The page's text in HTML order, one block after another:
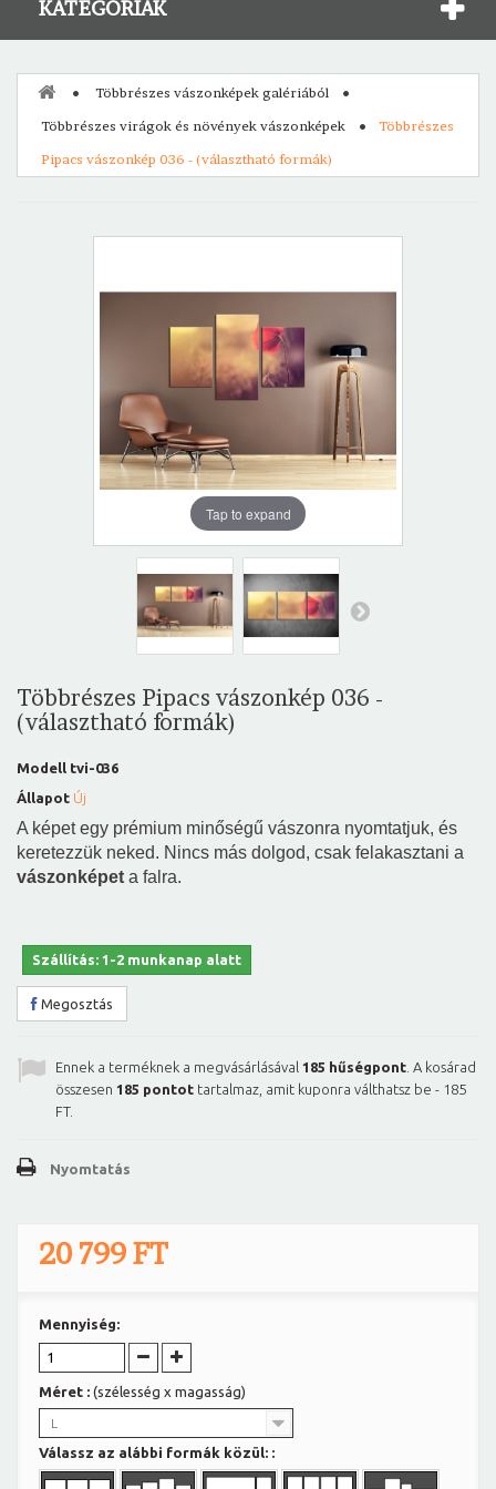
KATEGÓRIÁK
Többrészes vászonképek galériából
Többrészes virágok és növények vászonképek
Többrészes
Pipacs vászonkép 036 - (választható formák)
Tap to expand
Többrészes Pipacs vászonkép 036 -
(választható formák)
Modell tvi-036
Állapot Új
A képet egy prémium minőségű vászonra nyomtatjuk, és
keretezzük neked. Nincs más dolgod, csak felakasztani a
vászonképet a falra.
Szállítás: 1-2 munkanap alatt
Megosztás
Ennek a terméknek a megvásárlásával 185 hűségpont . A kosárad
összesen 185 pontot tartalmaz, amit kuponra válthatsz be - 185
FT.
Nyomtatás
20 799 FT
Mennyiség:
Méret : (szélesség x magasság)
L
Válassz az alábbi formák közül: :